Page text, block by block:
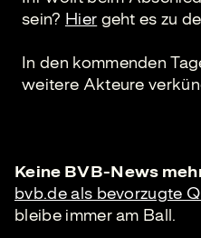
sein? Hier geht es zu
In den kommenden
weitere Akteure
Keine BVB-News
bvb.de als bevorzugte
bleibe immer am Ball.